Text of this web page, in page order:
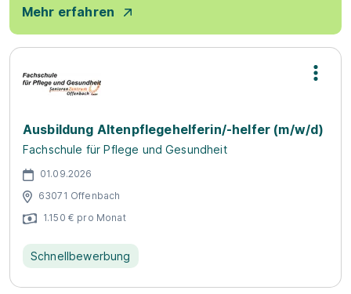
Mehr erfahren
Ausbildung Altenpflegehelferin/-helfer (m/w/d)
Fachschule für Pflege und Gesundheit
01.09.2026
63071 Offenbach
1.150 € pro Monat
Schnellbewerbung